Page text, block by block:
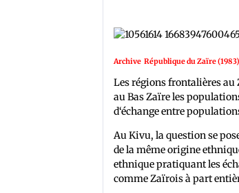
Archive République du Zaïre (1983)
Les régions frontalières
au Bas Zaïre les
d‘échange entre
Au Kivu, la question se
de la même origine
ethnique pratiquant les
comme Zaïrois à part